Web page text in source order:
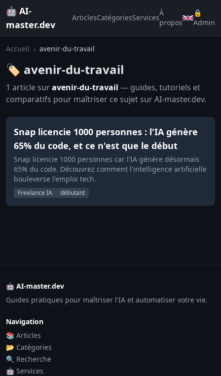
🤖 AI-
master.dev
ArticlesCatégoriesServices
À
propos
🔒
Admin
Accueil › avenir-du-travail
🏷️ avenir-du-travail
1 article suravenir-du-travail — guides, tutoriels et
comparatifs pour maîtriser ce sujet sur AI-master.dev.
Snap licencie 1000 personnes : l'IA génère
65% du code, et ce n'est que le début
Snap licencie 1000 personnes car l'IA génère désormais
65% du code. Découvrez comment l'intelligence artificielle
bouleverse l'emploi tech.
Freelance IA débutant
🤖 AI-master.dev
Guides pratiques pour maîtriser l'IA et automatiser votre vie.
Navigation
📚 Articles
📂 Catégories
🔍 Recherche
🤖 Services